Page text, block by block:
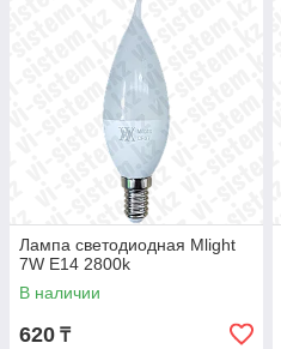
Лампа светодиодная Mlight
7W E14 2800k
В наличии
620 ₸